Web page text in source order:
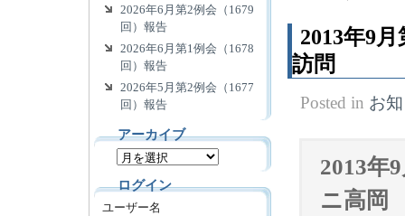
2013年9
訪問
Posted in お
2013年
ニ高岡
2026年6月第2例会（1679
回）報告
2026年6月第1例会（1678
回）報告
2026年5月第2例会（1677
回）報告
アーカイブ
ログイン
ユーザー名